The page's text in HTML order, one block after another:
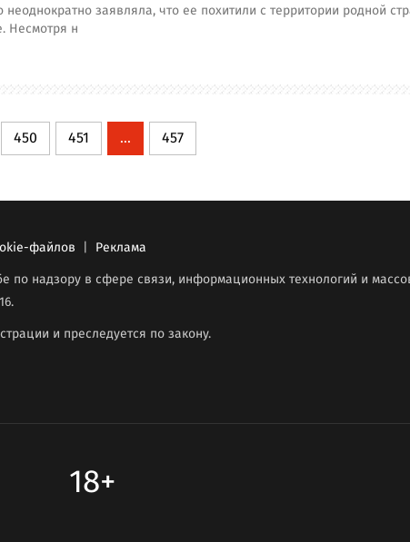
заявляла, что ее похитили с территории родной
Несмотря н
450 451 ... 457
файлов | Реклама
по надзору в сфере связи, информационных технологий и
и преследуется по закону.
18+